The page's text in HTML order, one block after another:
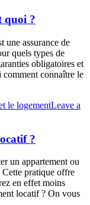
quoi ?
une assurance de
quels types de
obligatoires et
comment connaître le
le logementLeave a
?
un appartement ou
pratique offre
en effet moins
locatif ? On vous